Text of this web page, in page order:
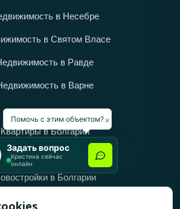
в Несебре
в Святом Власе
в Равде
в Варне
Категории
Квартиры в Болгарии
Дома в Болгарии
в Болгарии
жильё в Болгарии
×
Помочь с этим объектом?
Задать вопрос
Кристина сейчас
онлайн